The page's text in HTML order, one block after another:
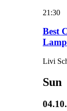
21:30
Best
Livi
Sun
04.10.